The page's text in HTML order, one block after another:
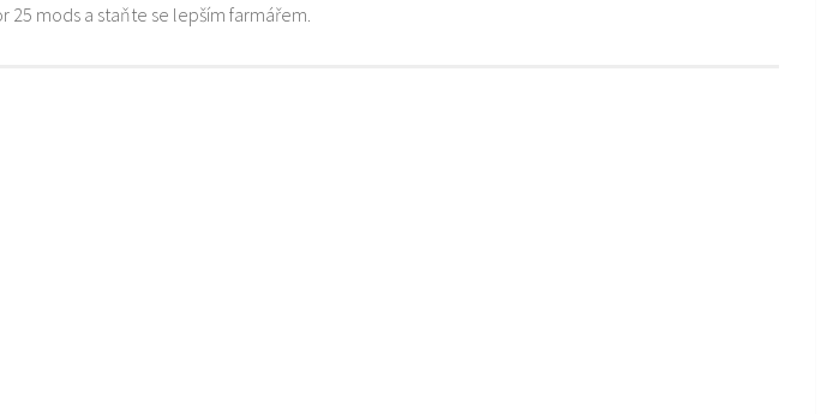
25 mods a staňte se lepším farmářem.